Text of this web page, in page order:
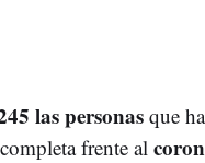
las personasque
frente al